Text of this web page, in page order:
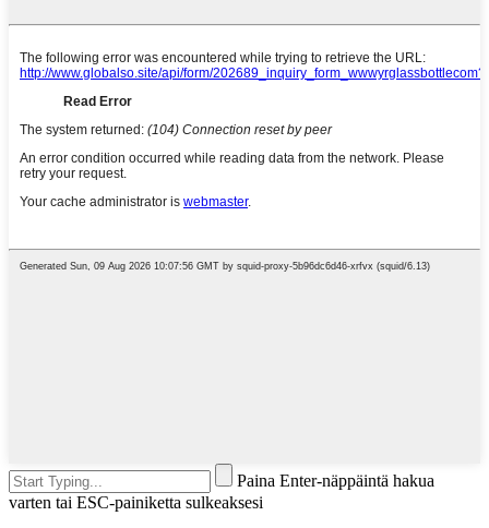
Paina Enter-näppäintä hakua
varten tai ESC-painiketta sulkeaksesi